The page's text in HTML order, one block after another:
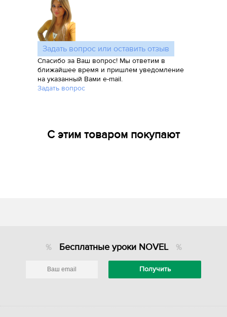
Задать вопрос или оставить отзыв
Спасибо за Ваш вопрос! Мы ответим в
ближайшее время и пришлем уведомление
на указанный Вами e-mail.
Задать вопрос
С этим товаром покупают
Бесплатные уроки NOVEL